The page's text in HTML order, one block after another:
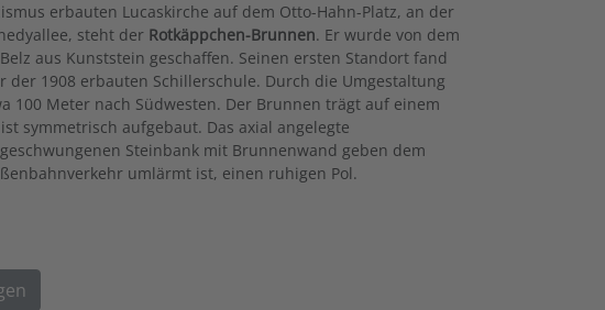
erbauten Lucaskirche auf dem Otto-Hahn-Platz, an der
steht der Rotkäppchen-Brunnen. Er wurde von dem
aus Kunststein geschaffen. Seinen ersten Standort fand
der 1908 erbauten Schillerschule. Durch die Umgestaltung
100 Meter nach Südwesten. Der Brunnen trägt auf einem
symmetrisch aufgebaut. Das axial angelegte
Steinbank mit Brunnenwand geben dem
umlärmt ist, einen ruhigen Pol.